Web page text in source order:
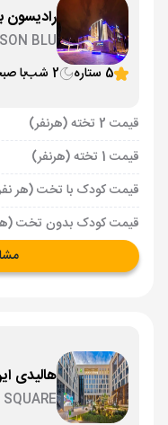
رادیسون
BLU
5 ستاره
2 شب با
قیمت 2 تخته (هرنفر)
قیمت 1 تخته (هرنفر)
قیمت کودک با تخت (هر
قیمت کودک بدون تخت
هالیدی